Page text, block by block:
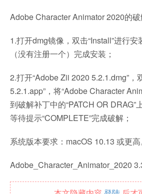
Adobe Character Animator 2020的破
1.打开dmg镜像，双击“Install”进行
（没有注册一个）完成安装；
2.打开“Adobe Zii 2020 5.2.1.dmg”，
5.2.1.app”，将“Adobe Character
到破解补丁中的“PATCH OR DRAG”
等待提示“COMPLETE”完成破解；
系统版本要求：macOS 10.13 或更高
Adobe_Character_Animator_2020